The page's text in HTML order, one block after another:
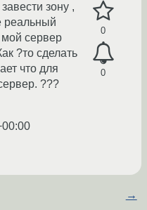
0
0
зону ,
реальный
мой сервер
?то сделать
что для
???
→